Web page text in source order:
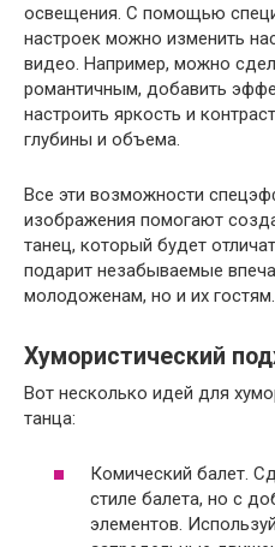
освещения. С помощью
настроек можно изменить
видео. Например, можно
романтичным, добавить
настроить яркость и
глубины и объема.
Все эти возможности
изображения помогают
танец, который будет
подарит незабываемые
молодоженам, но и их гостям.
Хумористический
Вот несколько идей для
танца:
Комический балет.
стиле балета, но с
элементов.